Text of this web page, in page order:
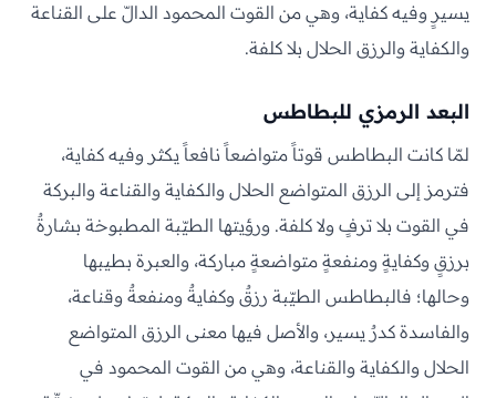
يسيرٍ وفيه كفاية، وهي من القوت المحمود الدالّ على القناعة
والكفاية والرزق الحلال بلا كلفة.
البعد الرمزي للبطاطس
لمّا كانت البطاطس قوتاً متواضعاً نافعاً يكثر وفيه كفاية،
فترمز إلى الرزق المتواضع الحلال والكفاية والقناعة والبركة
في القوت بلا ترفٍ ولا كلفة. ورؤيتها الطيّبة المطبوخة بشارةٌ
برزقٍ وكفايةٍ ومنفعةٍ متواضعةٍ مباركة، والعبرة بطيبها
وحالها؛ فالبطاطس الطيّبة رزقٌ وكفايةٌ ومنفعةٌ وقناعة،
والفاسدة كدرٌ يسير، والأصل فيها معنى الرزق المتواضع
الحلال والكفاية والقناعة، وهي من القوت المحمود في